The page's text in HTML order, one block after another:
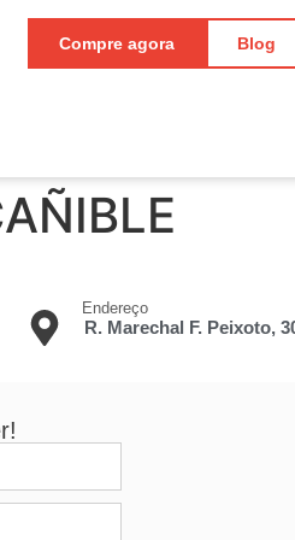
Compre agora
Blog
Endereço
R. Marechal F. Peixoto,